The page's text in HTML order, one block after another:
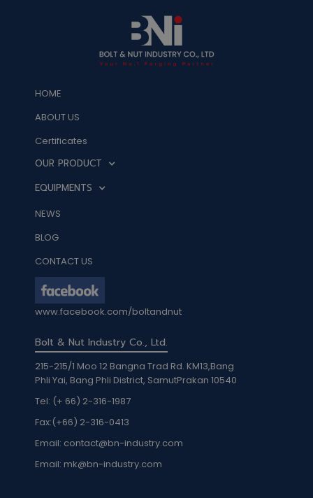
HOME
ABOUT US
Certificates
OUR PRODUCT
EQUIPMENTS
NEWS
BLOG
CONTACT US
www.facebook.com/boltandnut
Bolt & Nut Industry Co., Ltd.
215-215/1 Moo 12 Bangna Trad Rd. KM13,Bang
Phli Yai, Bang Phli District, SamutPrakan 10540
Tel: (+ 66) 2-316-1987
Fax:(+66) 2-316-0413
Email: contact@bn-industry.com
Email: mk@bn-industry.com